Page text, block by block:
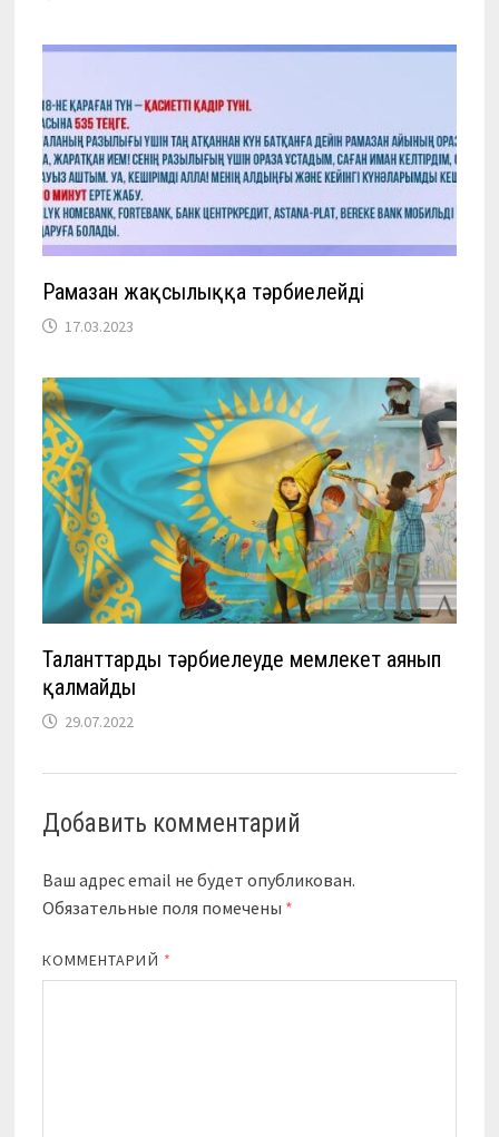
Рамазан жақсылыққа тәрбиелейді
17.03.2023
Таланттарды тәрбиелеуде мемлекет аянып
қалмайды
29.07.2022
Добавить комментарий
Ваш адрес email не будет опубликован.
Обязательные поля помечены *
КОММЕНТАРИЙ *